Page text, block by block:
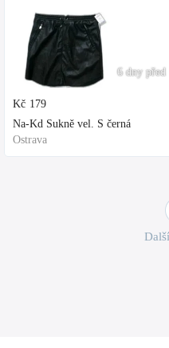
6 dny před
Kč 179
Na-Kd Sukně vel. S černá
Ostrava